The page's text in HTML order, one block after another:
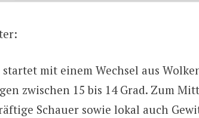
mit einem Wechsel aus
zwischen 15 bis 14 Grad. Zum
Schauer sowie lokal auch